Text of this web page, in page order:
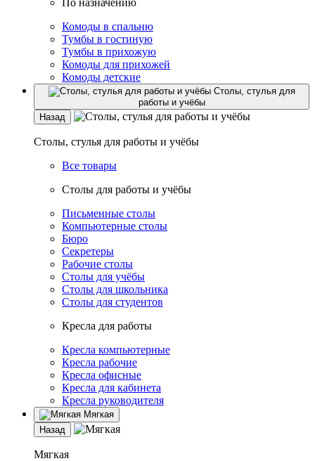
По назначению
Комоды в спальню
Тумбы в гостиную
Тумбы в прихожую
Комоды для прихожей
Комоды детские
Столы, стулья для
работы и учёбы
Назад
Столы, стулья для работы и учёбы
Все товары
Столы для работы и учёбы
Письменные столы
Компьютерные столы
Бюро
Секретеры
Рабочие столы
Столы для учёбы
Столы для школьника
Столы для студентов
Кресла для работы
Кресла компьютерные
Кресла рабочие
Кресла офисные
Кресла для кабинета
Кресла руководителя
Мягкая
Назад
Мягкая